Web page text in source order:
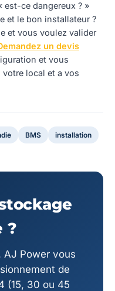
est-ce dangereux ? »
et le bon installateur ?
et vous voulez valider
un devis
et vous
local et a vos
BMS installation
?
AJ Power vous
de
(15, 30 ou 45